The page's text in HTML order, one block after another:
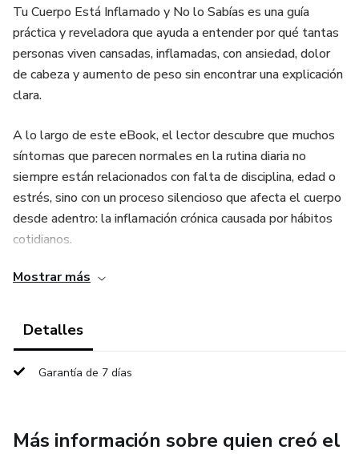
Tu Cuerpo Está Inflamado y No lo Sabías es una guía
práctica y reveladora que ayuda a entender por qué tantas
personas viven cansadas, inflamadas, con ansiedad, dolor
de cabeza y aumento de peso sin encontrar una explicación
clara.
A lo largo de este eBook, el lector descubre que muchos
síntomas que parecen normales en la rutina diaria no
siempre están relacionados con falta de disciplina, edad o
estrés, sino con un proceso silencioso que afecta el cuerpo
desde adentro: la inflamación crónica causada por hábitos
cotidianos.
Con una explicación clara, visual y fácil de entender, este
repetidos —como dormir mal, comer ultraprocesados, vivir
sedentaria— pueden alterar el equilibrio del cuerpo y
señales que normalmente ignora, comprender lo que
Mostrar más
Detalles
Garantía de 7 días
Más información sobre quien creó el